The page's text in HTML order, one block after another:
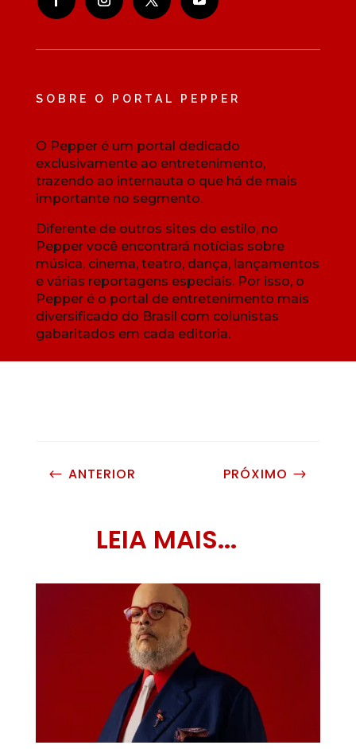
SOBRE O PORTAL PEPPER
O Pepper é um portal dedicado
exclusivamente ao entretenimento,
trazendo ao internauta o que há de mais
importante no segmento.
Diferente de outros sites do estilo, no
Pepper você encontrará notícias sobre
música, cinema, teatro, dança, lançamentos
e várias reportagens especiais. Por isso, o
Pepper é o portal de entretenimento mais
diversificado do Brasil com colunistas
gabaritados em cada editoria.
# ANTERIOR PRÓXIMO $
LEIA MAIS...